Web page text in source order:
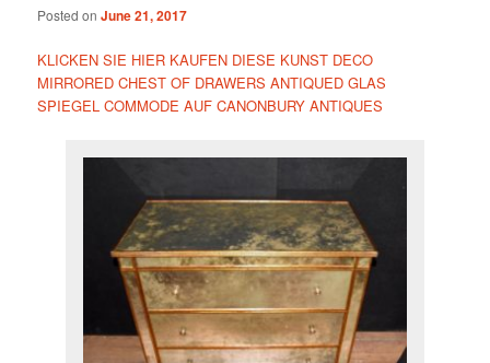
Posted onJune 21, 2017
KLICKEN SIE HIER KAUFEN DIESE KUNST DECO
MIRRORED CHEST OF DRAWERS ANTIQUED GLAS
SPIEGEL COMMODE AUF CANONBURY ANTIQUES